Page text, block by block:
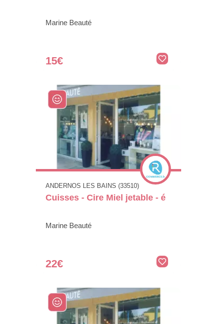
Marine Beauté
15€
ANDERNOS LES BAINS (33510)
Cuisses - Cire Miel jetable - é
Marine Beauté
22€